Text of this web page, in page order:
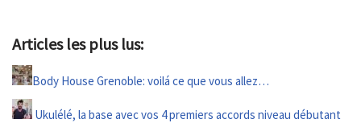
Articles les plus lus:
Body House Grenoble: voilá ce que vous allez…
Ukulélé, la base avec vos 4 premiers accords niveau débutant